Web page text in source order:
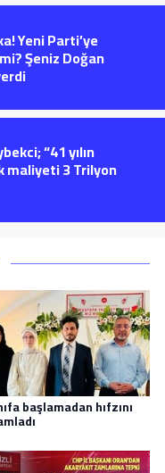
Yeni Parti’ye
Şeniz Doğan
“41 yılın
maliyeti 3 Trilyon
başlamadan hıfzını